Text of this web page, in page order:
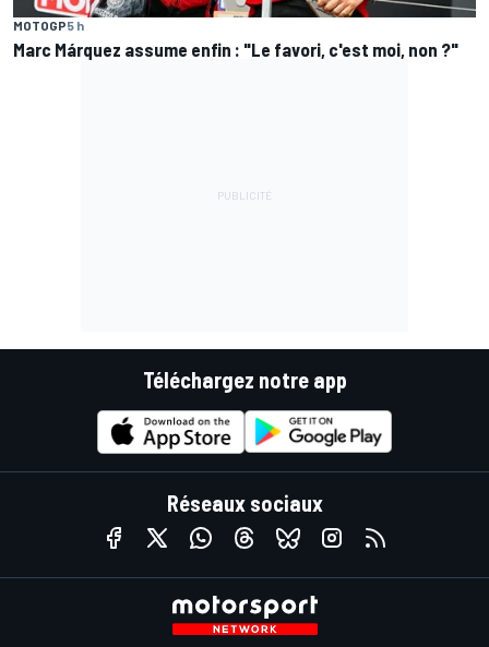
MOTOGP5 h
Marc Márquez assume enfin : "Le favori, c'est moi, non ?"
Téléchargez notre app
Réseaux sociaux